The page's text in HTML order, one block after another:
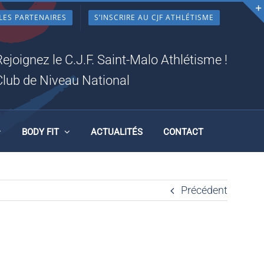
LES PARTENAIRES S’INSCRIRE AU CJF ATHLÉTISME
le C.J.F. Saint-Malo Athlétisme !
de Niveau National
BODY FIT ACTUALITÉS CONTACT
Précédent